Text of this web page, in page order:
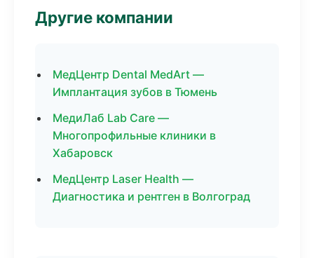
Другие компании
МедЦентр Dental MedArt —
Имплантация зубов в Тюмень
МедиЛаб Lab Care —
Многопрофильные клиники в
Хабаровск
МедЦентр Laser Health —
Диагностика и рентген в Волгоград